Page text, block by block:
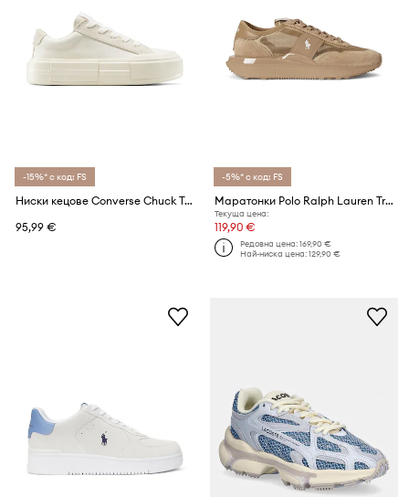
-15%* с код: FS
Ниски кецове Converse Chuck Taylor All Star Cruise
95,99 €
-5%* с код: FS
Маратонки Polo Ralph Lauren Train 89
Текуща цена:
119,90 €
Редовна цена:169,90 €
Най-ниска цена:129,90 €